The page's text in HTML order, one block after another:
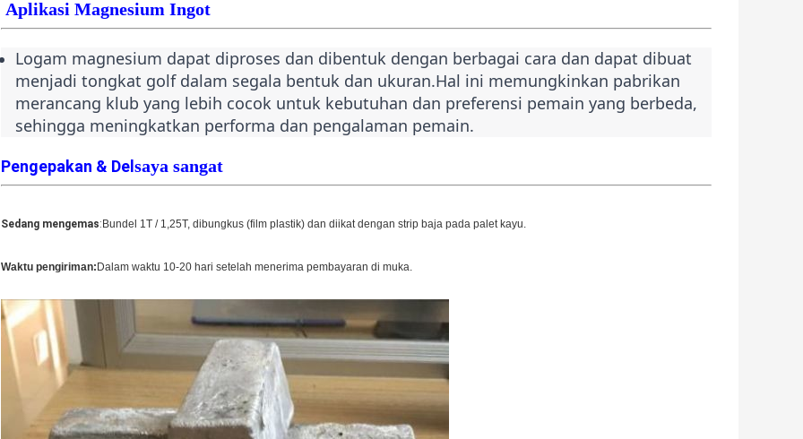
Aplikasi Magnesium Ingot
Logam magnesium dapat diproses dan dibentuk dengan berbagai cara dan dapat dibuat
menjadi tongkat golf dalam segala bentuk dan ukuran.Hal ini memungkinkan pabrikan
merancang klub yang lebih cocok untuk kebutuhan dan preferensi pemain yang berbeda,
sehingga meningkatkan performa dan pengalaman pemain.
Pengepakan & Del saya sangat
Sedang mengemas: Bundel 1T / 1,25T, dibungkus (film plastik) dan diikat dengan strip baja pada palet kayu.
Waktu pengiriman: Dalam waktu 10-20 hari setelah menerima pembayaran di muka.